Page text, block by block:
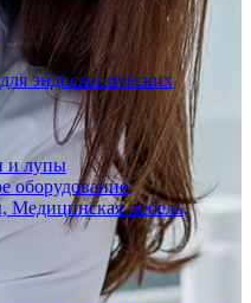
эндоскопических
и лупы
оборудование
Медицинская мебель,